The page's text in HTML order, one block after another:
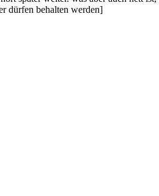
dürfen behalten werden]